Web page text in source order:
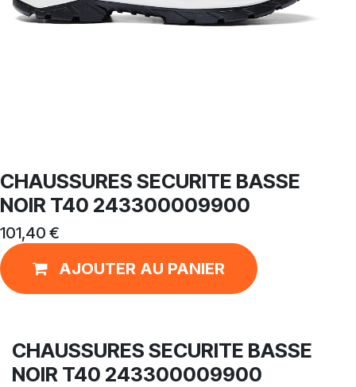
CHAUSSURES SECURITE BASSE
NOIR T40 243300009900
101,40 €
AJOUTER AU PANIER
CHAUSSURES SECURITE BASSE
NOIR T40 243300009900